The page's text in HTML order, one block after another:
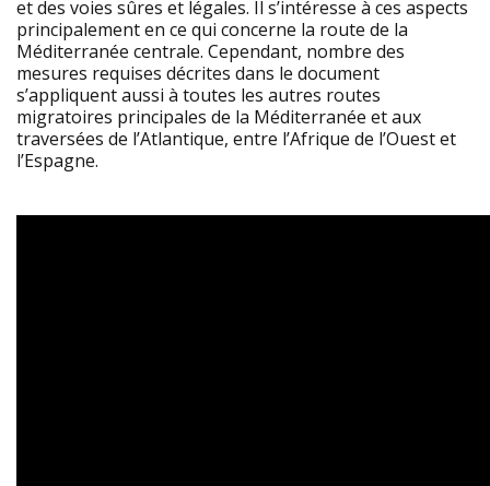
et des voies sûres et légales. Il s’intéresse à ces aspects
principalement en ce qui concerne la route de la
Méditerranée centrale. Cependant, nombre des
mesures requises décrites dans le document
s’appliquent aussi à toutes les autres routes
migratoires principales de la Méditerranée et aux
traversées de l’Atlantique, entre l’Afrique de l’Ouest et
l’Espagne.